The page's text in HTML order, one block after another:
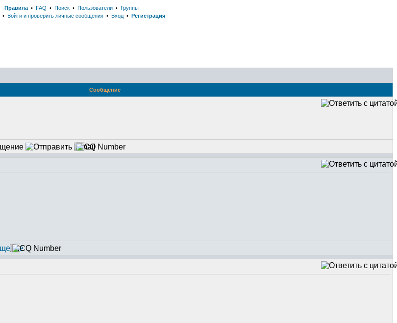
Правила • FAQ • Поиск • Пользователи • Группы
• Войти и проверить личные сообщения • Вход • Регистрация
Сообщение